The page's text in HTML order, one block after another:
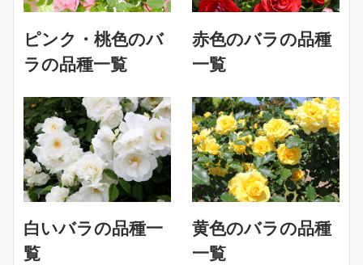
ピンク・桃色のバ
ラの品種一覧
赤色のバラの品種
一覧
白いバラの品種一
覧
黄色のバラの品種
一覧